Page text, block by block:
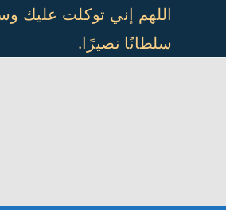
content
اللهم إني توكلت عليك
سلطانًا نصيرًا.